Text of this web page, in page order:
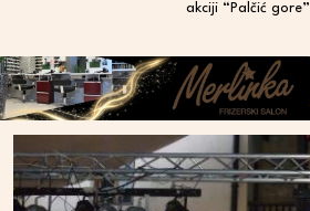
akciji “Palčić gore”